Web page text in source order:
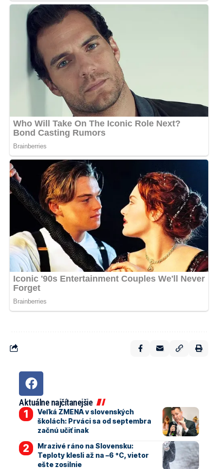
Aktuálne najčítanejšie
Veľká ZMENA v slovenských
školách: Prváci sa od septembra
začnú učiť inak
Mrazivé ráno na Slovensku:
Teploty klesli až na –6 °C, vietor
ešte zosilnie